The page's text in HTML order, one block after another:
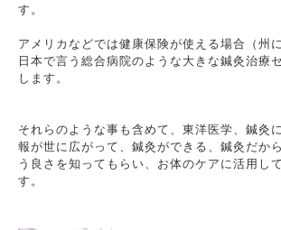
す。
アメリカなどでは健康保険が使える場合（州
日本で言う総合病院のような大きな鍼灸治療
します。
それらのような事も含めて、東洋医学、鍼灸
報が世に広がって、鍼灸ができる、鍼灸だか
う良さを知ってもらい、お体のケアに活用し
す。